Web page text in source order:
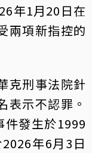
年1月20日在
兩項新指控的
克刑事法院針
表示不認罪。
件發生於1999
年6月3日